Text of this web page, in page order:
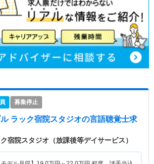
募集停止
ラック宿院スタジオの言語聴覚士求
宿院スタジオ（放課後等デイサービス）